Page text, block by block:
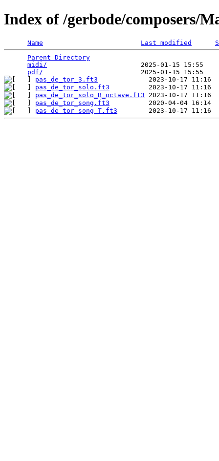
Index of /gerbode/composers/
Name Last modified
Parent Directory
midi/
2025-01-15 15:55
pdf/
pas_de_tor_3.ft3
pas_de_tor_solo.ft3
pas_de_tor_solo_B_octave.ft3
pas_de_tor_song.ft3
pas_de_tor_song_T.ft3